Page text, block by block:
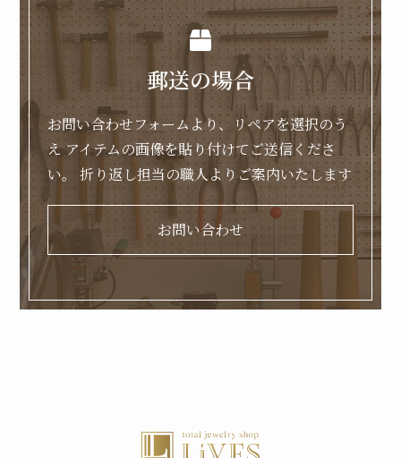
郵送の場合
お問い合わせフォームより、リペアを選択のう
えアイテムの画像を貼り付けてご送信くださ
い。
折り返し担当の職人よりご案内いたします
お問い合わせ